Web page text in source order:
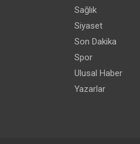
Sağlık
Siyaset
Son Dakika
Spor
Ulusal Haber
Yazarlar